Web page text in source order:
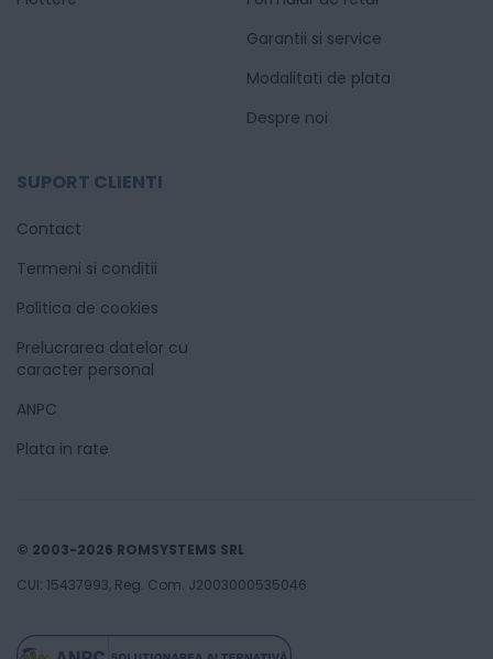
Garantii si service
Modalitati de plata
Despre noi
SUPORT CLIENTI
Contact
Termeni si conditii
Politica de cookies
Prelucrarea datelor cu
caracter personal
ANPC
Plata in rate
© 2003-2026 ROMSYSTEMS SRL
CUI: 15437993, Reg. Com. J2003000535046